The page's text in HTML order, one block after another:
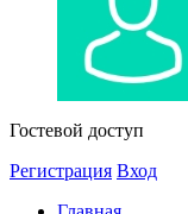
Гостевой доступ
Регистрация Вход